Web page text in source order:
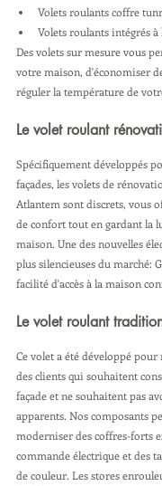
Volets roulants coffre
Volets roulants intégrés
Des volets sur mesure vous
votre maison, d'économiser
réguler la température de
Le volet roulant
Spécifiquement développés
façades, les volets de
Atlantem sont discrets, vous
de confort tout en gardant la
maison. Une des nouvelles
plus silencieuses du marché:
facilité d'accès à la maison
Le volet roulant
Ce volet a été développé
des clients qui souhaitent
façade et ne souhaitent pas
apparents. Nos composants
moderniser des coffres-forts
commande électrique et des
de couleur. Les stores